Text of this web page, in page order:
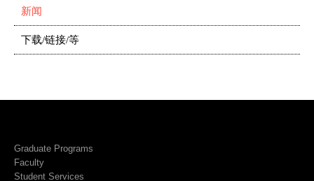
新闻
下载/链接/等
Graduate Programs
Faculty
Student Services